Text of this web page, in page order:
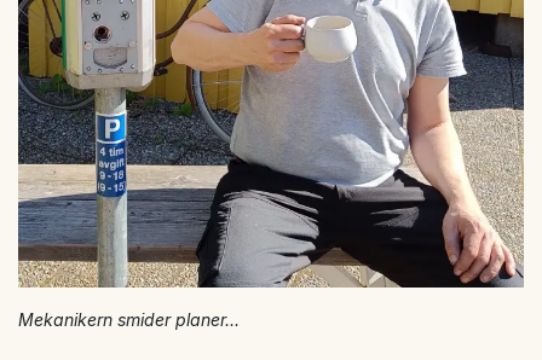
Mekanikern smider planer...